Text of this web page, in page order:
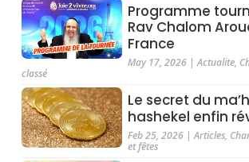
Programme
Rav Chalom
France
May 17, 2026|Actualite,
classé
Le secret du
hashekel enfin
Feb 25, 2026|Articles,
et fêtes